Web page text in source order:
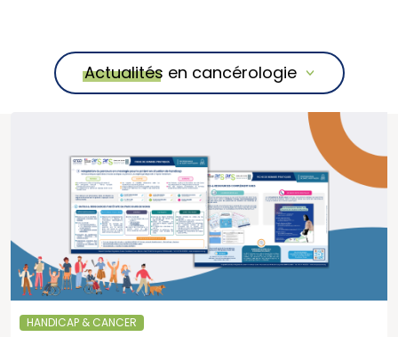
Actualités en cancérologie
HANDICAP & CANCER